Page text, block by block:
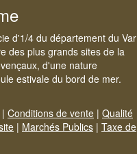
d'1/4 du département du Var
des plus grands sites de la
d'une nature
estivale du bord de mer.
| Conditions de vente | Qualité
| Marchés Publics | Taxe de